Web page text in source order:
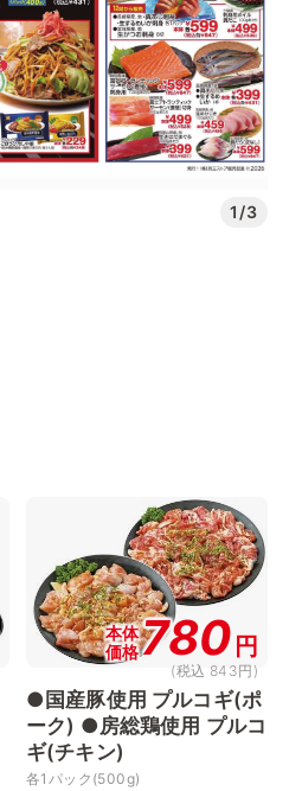
1/3
本体
価格780 円
(税込 843円)
●国産豚使用 プルコギ(ポ
ーク) ●房総鶏使用 プルコ
ギ(チキン)
各1パック(500g)